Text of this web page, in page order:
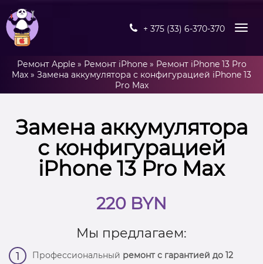
+ 375 (33) 6-370-370
Ремонт Apple» Ремонт iPhone» Ремонт iPhone 13 Pro
Max » Замена аккумулятора с конфигурацией iPhone 13
Pro Max
Замена аккумулятора
с конфигурацией
iPhone 13 Pro Max
220 BYN
Мы предлагаем:
1 Профессиональный ремонт с гарантией до 12